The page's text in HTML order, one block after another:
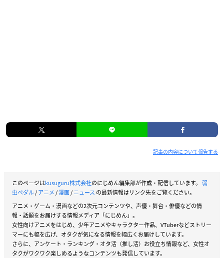
記事の内容について報告する
このページはkusuguru株式会社のにじめん編集部が作成・配信しています。 弱
虫ペダル/アニメ/漫画/ニュース の最新情報はリンク先をご覧ください。
アニメ・ゲーム・漫画などの2次元コンテンツや、声優・舞台・俳優などの情
報・話題をお届けする情報メディア「にじめん」。
女性向けアニメをはじめ、少年アニメやキャラクター作品、VTuberなどストリー
マーにも幅を広げ、オタクが気になる情報を幅広くお届けしています。
さらに、アンケート・ランキング・オタ活（推し活）お役立ち情報など、女性オ
タクがワクワク楽しめるようなコンテンツも発信しています。